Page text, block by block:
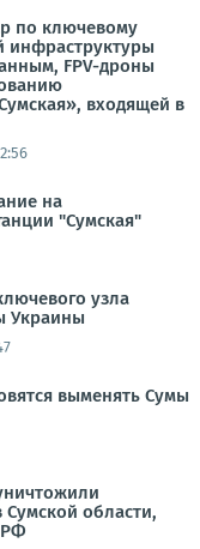
по ключевому
инфраструктуры
FPV-дроны
входящей в
на
"Сумская"
узла
Украины
выменять Сумы
области,